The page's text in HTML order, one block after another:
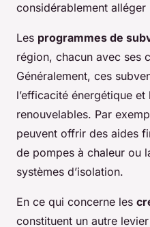
considérablement
Les programmes de
région, chacun avec ses
Généralement, ces
l’efficacité énergétique
renouvelables. Par
peuvent offrir des aides
de pompes à chaleur ou
systèmes d’isolation.
En ce qui concerne les
constituent un autre